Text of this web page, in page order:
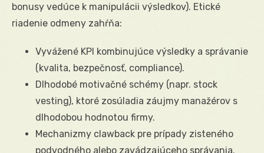
bonusy vedúce k manipulácii výsledkov). Etické
riadenie odmeny zahŕňa:
Vyvážené KPI kombinujúce výsledky a správanie
(kvalita, bezpečnosť, compliance).
Dlhodobé motivačné schémy (napr. stock
vesting), ktoré zosúladia záujmy manažérov s
dlhodobou hodnotou firmy.
Mechanizmy clawback pre prípady zisteného
podvodného alebo zavádzajúceho správania.